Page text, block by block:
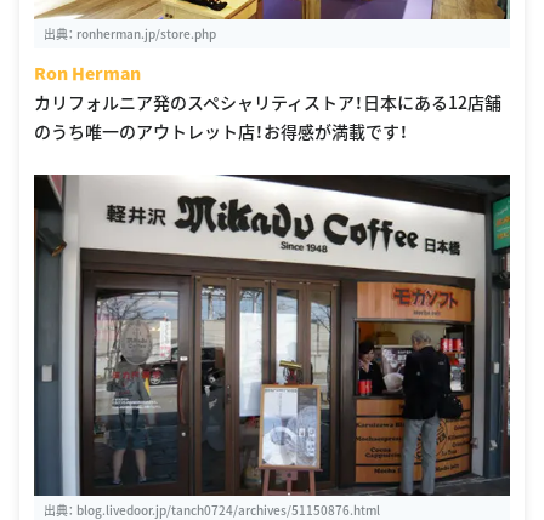
出典： ronherman.jp/store.php
Ron Herman
カリフォルニア発のスペシャリティストア！日本にある12店舗
のうち唯一のアウトレット店！お得感が満載です！
出典： blog.livedoor.jp/tanch0724/archives/51150876.html